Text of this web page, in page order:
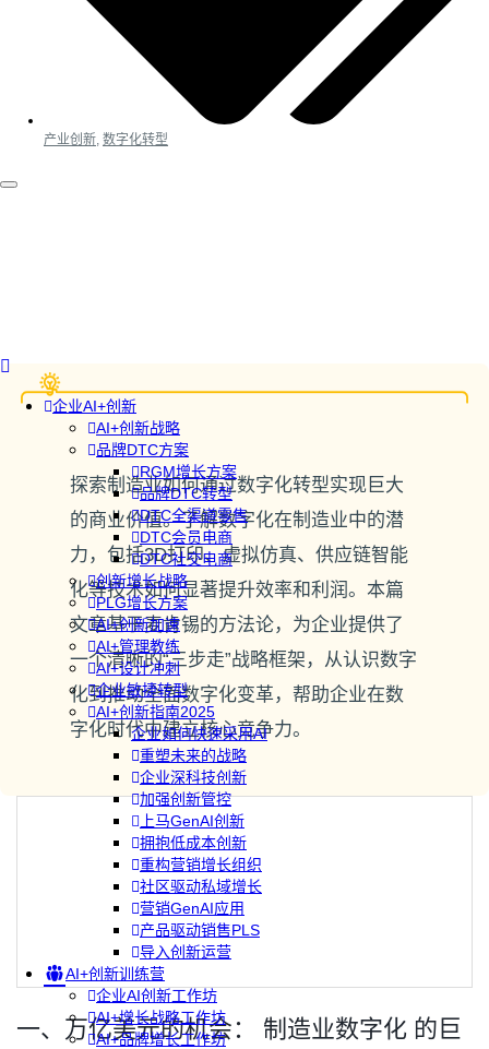
企业AI+创新
AI+创新战略
品牌DTC方案
RGM增长方案
品牌DTC转型
DTC全渠道零售
DTC会员电商
DTC社交电商
创新增长战略
PLG增长方案
AI+创新加速
AI+管理教练
AI+设计冲刺
企业敏捷转型
AI+创新指南2025
企业如何快速采用AI
重塑未来的战略
企业深科技创新
加强创新管控
上马GenAI创新
拥抱低成本创新
重构营销增长组织
社区驱动私域增长
营销GenAI应用
产品驱动销售PLS
导入创新运营
AI+创新训练营
企业AI创新工作坊
AI+增长战略工作坊
AI+品牌增长工作坊
产业创新 数字化转型
探索制造业如何通过数字化转型实现巨大
的商业价值。了解数字化在制造业中的潜
力，包括3D打印、虚拟仿真、供应链智能
化等技术如何显著提升效率和利润。本篇
文章基于麦肯锡的方法论，为企业提供了
一个清晰的“三步走”战略框架，从认识数字
化到推动全面数字化变革，帮助企业在数
字化时代中建立核心竞争力。
一、万亿美元的机会： 制造业数字化 的巨